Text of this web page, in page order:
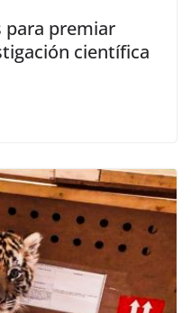
para premiar
científica